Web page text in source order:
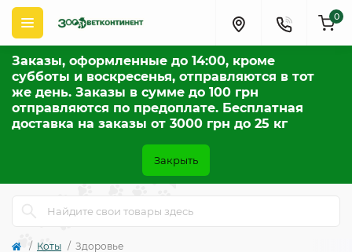
Заказы, оформленные до 14:00, кроме
субботы и воскресенья, отправляются в тот
же день. Заказы в сумме до 100 грн
отправляются по предоплате. Бесплатная
доставка на заказы от 3000 грн до 25 кг
Закрыть
0
Коты Здоровье